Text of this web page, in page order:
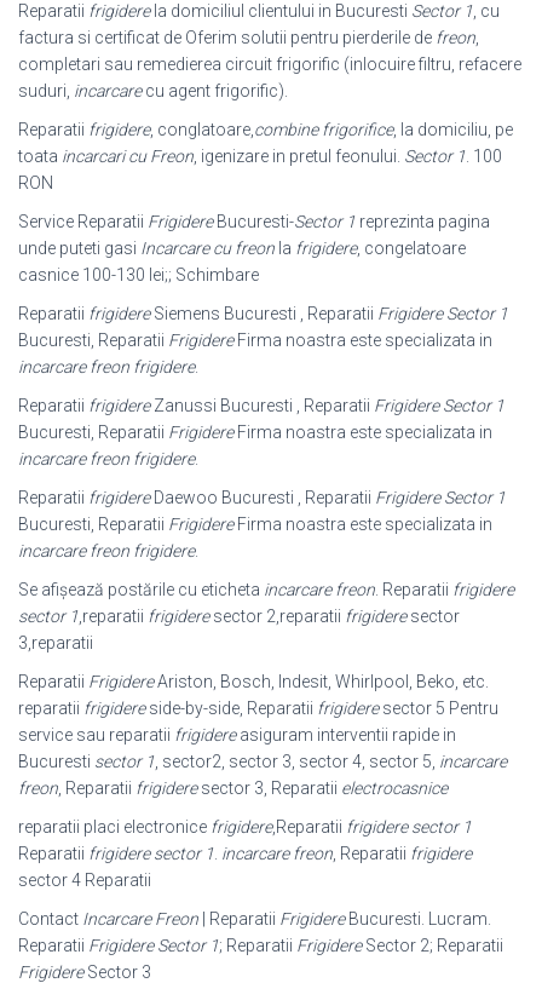
Reparatii frigiderela domiciliul clientului in Bucuresti Sector 1 , cu
factura si certificat de Oferim solutii pentru pierderile de freon
completari sau remedierea circuit frigorific (inlocuire filtru, refacere
suduri, incarcarecu agent frigorific).
Reparatii frigidere, conglatoare, combine frigorifice, la domiciliu, pe
toata incarcari cu Freon , igenizare in pretul feonului. Sector 1 . 100
RON
Service Reparatii FrigidereBucuresti-Sector 1 reprezinta pagina
unde puteti gasi Incarcare cu freon la frigidere, congelatoare
casnice 100-130 lei;; Schimbare
Reparatii frigidereSiemens Bucuresti , Reparatii Frigidere Sector 1
Bucuresti, Reparatii FrigidereFirma noastra este specializata in
incarcare freon frigidere.
Reparatii frigidereZanussi Bucuresti , Reparatii Frigidere Sector 1
Bucuresti, Reparatii FrigidereFirma noastra este specializata in
incarcare freon frigidere.
Reparatii frigidereDaewoo Bucuresti , Reparatii Frigidere Sector 1
Bucuresti, Reparatii FrigidereFirma noastra este specializata in
incarcare freon frigidere.
Se afișează postările cu eticheta incarcare freon . Reparatii frigidere
sector 1 reparatii frigideresector 2,reparatii frigideresector
3,reparatii
Reparatii FrigidereAriston, Bosch, Indesit, Whirlpool, Beko, etc.
reparatii frigidereside-by-side, Reparatii frigideresector 5 Pentru
service sau reparatii frigidereasiguram interventii rapide in
Bucuresti sector 1 , sector2, sector 3, sector 4, sector 5, incarcare
freon , Reparatii frigideresector 3, Reparatii electrocasnice
reparatii placi electronice frigidere,Reparatii frigidere sector 1
Reparatii frigidere sector 1 incarcare freon , Reparatii frigidere
sector 4 Reparatii
Contact Incarcare Freon | Reparatii FrigidereBucuresti. Lucram.
Reparatii Frigidere Sector 1; Reparatii FrigidereSector 2; Reparatii
FrigidereSector 3